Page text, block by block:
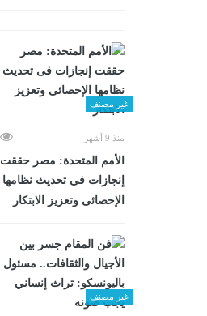
غير مصنف
منذ 9 أشهر
الأمم المتحدة: مصر حققت
إنجازات فى تحديث نظامها
الإحصائى وتعزيز الابتكار
غير مصنف